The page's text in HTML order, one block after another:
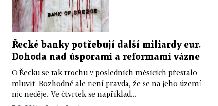
Řecké banky potřebují další miliardy eur.
Dohoda nad úsporami a reformami vázne
O Řecku se tak trochu v posledních měsících přestalo
mluvit. Rozhodně ale není pravda, že se na jeho území
nic neděje. Ve čtvrtek se například...